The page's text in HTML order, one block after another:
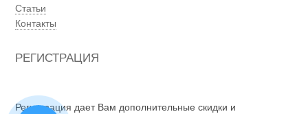
Статьи
Контакты
РЕГИСТРАЦИЯ
Регистрация дает Вам дополнительные скидки и